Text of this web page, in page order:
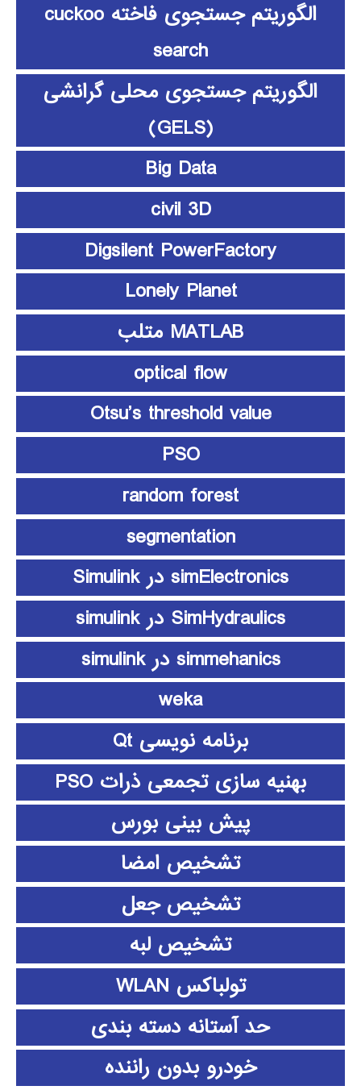
الگوریتم جستجوی فاخته cuckoo
search
الگوریتم جستجوی محلی گرانشی
(GELS)
Big Data
civil 3D
Digsilent PowerFactory
Lonely Planet
MATLAB متلب
optical flow
Otsu’s threshold value
PSO
random forest
segmentation
simElectronics در Simulink
SimHydraulics در simulink
simmehanics در simulink
weka
برنامه نویسی Qt
بهنیه سازی تجمعی ذرات PSO
پیش بینی بورس
تشخیص امضا
تشخیص جعل
تشخیص لبه
تولباکس WLAN
حد آستانه دسته بندی
خودرو بدون راننده